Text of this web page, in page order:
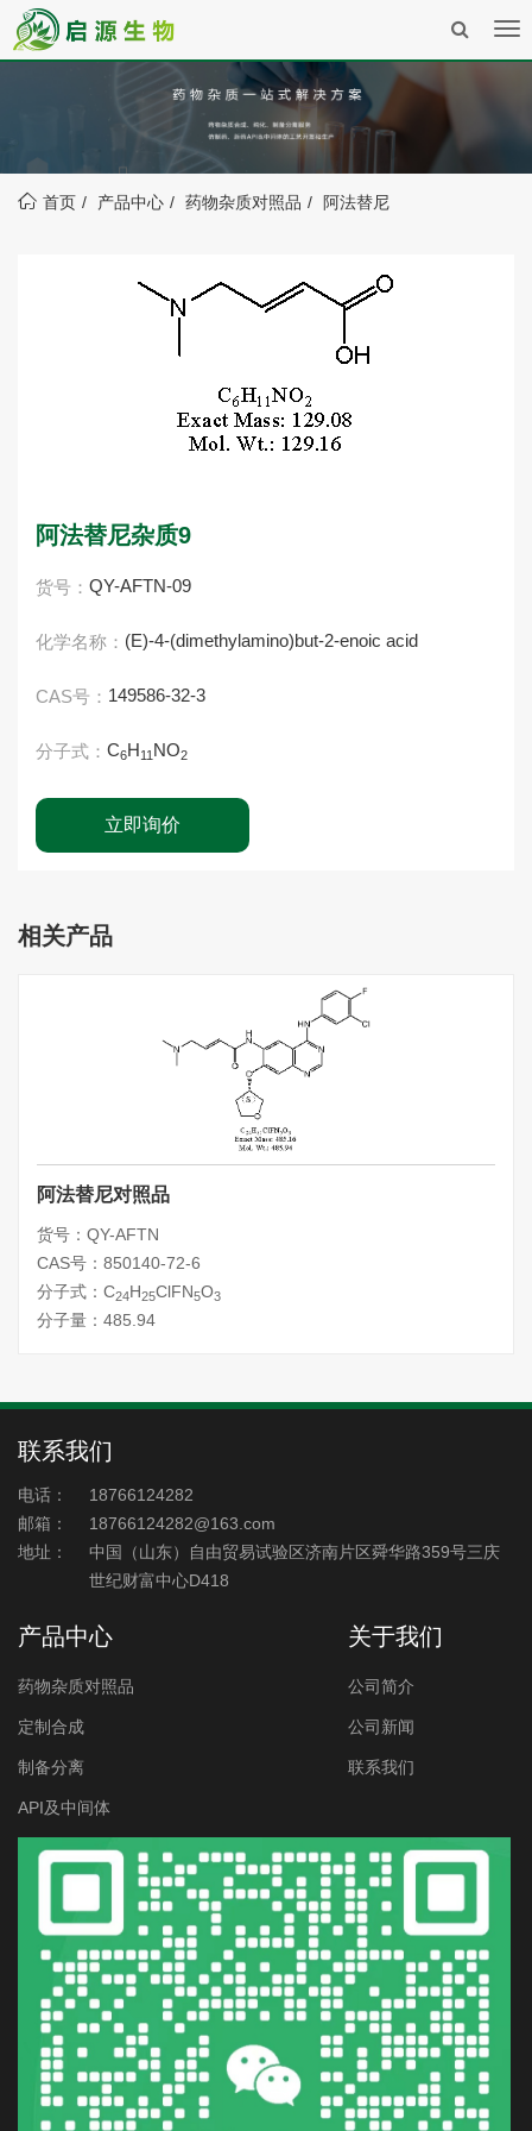
首页 产品中心 药物杂质对照品 阿法替尼
阿法替尼杂质9
货号： QY-AFTN-09
化学名称： (E)-4-(dimethylamino)but-2-enoic acid
CAS号： 149586-32-3
分子式： C6H11 NO2
立即询价
相关产品
阿法替尼对照品
货号：QY-AFTN
CAS号：850140-72-6
分子式：C24H25ClFN5O3
分子量：485.94
联系我们
电话：
18766124282
邮箱：
18766124282@163.com
地址：
中国（山东）自由贸易试验区济南片区舜华路359号三庆
世纪财富中心D418
产品中心
药物杂质对照品
定制合成
制备分离
API及中间体
关于我们
公司简介
公司新闻
联系我们